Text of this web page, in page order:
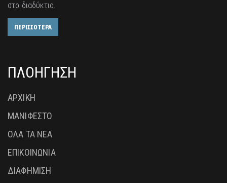
στο διαδύκτιο.
ΠΕΡΙΣΣΟΤΕΡΑ
ΠΛΟΗΓΗΣΗ
ΑΡΧΙΚΗ
ΜΑΝΙΦΕΣΤΟ
ΟΛΑ ΤΑ ΝΕΑ
ΕΠΙΚΟΙΝΩΝΙΑ
ΔΙΑΦΗΜΙΣΗ